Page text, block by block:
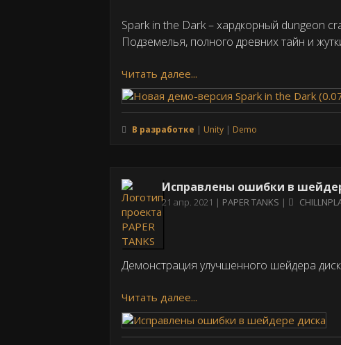
Spark in the Dark – хардкорный dungeon
Подземелья, полного древних тайн и
Читать далее...
В разработке Unity Demo
Исправлены ошибки в
Дата
21 апр. 2021 PAPER TANKS
Демонстрация улучшенного шейдера
Читать далее...